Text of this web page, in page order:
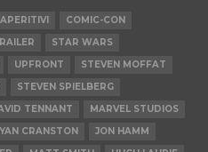
COMIC-CON
STAR WARS
UPFRONT
STEVEN MOFFAT
STEVEN SPIELBERG
TENNANT
MARVEL STUDIOS
CRANSTON
JON HAMM